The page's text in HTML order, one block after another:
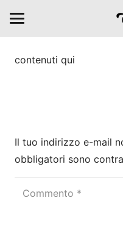
contenuti qui
Il tuo indirizzo e-mail
obbligatori sono